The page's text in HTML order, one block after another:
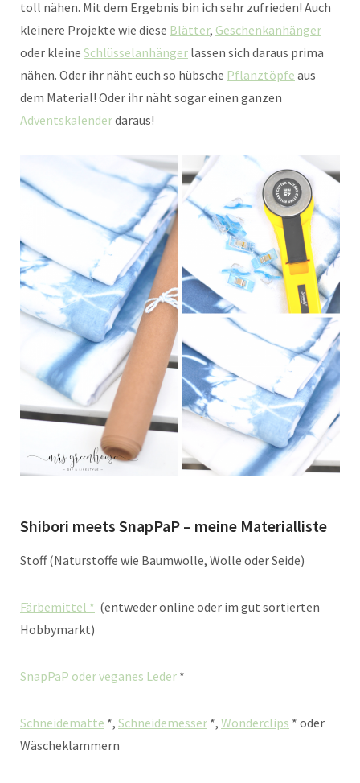
toll nähen. Mit dem Ergebnis bin ich sehr zufrieden! Auch
kleinere Projekte wie diese Blätter, Geschenkanhänger
oder kleine Schlüsselanhänger lassen sich daraus prima
nähen. Oder ihr näht euch so hübsche Pflanztöpfe aus
dem Material! Oder ihr näht sogar einen ganzen
Adventskalenderdaraus!
Shibori meets SnapPaP – meine Materialliste
Stoff (Naturstoffe wie Baumwolle, Wolle oder Seide)
Färbemittel * (entweder online oder im gut sortierten
Hobbymarkt)
SnapPaP oder veganes Leder *
Schneidematte *, Schneidemesser *, Wonderclips * oder
Wäscheklammern